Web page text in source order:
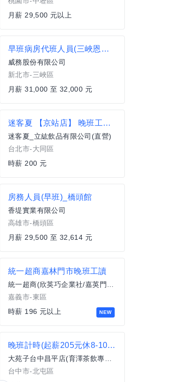
23個技能
食材知識
月薪 29,500 元以上
早班病房代班人員(三峽恩主公醫院)
威務股份有限公司
新北市-三峽區
月薪 31,000 至 32,000 元
迷客夏 【京站店】 晚班工讀生
迷客夏_立紘飲品有限公司(直營)
台北市-大同區
時薪 200 元
房務人員(早班)_橋頭館
香堤實業有限公司
高雄市-橋頭區
月薪 29,500 至 32,614 元
NEW
統一超商嘉林門市晚班工讀
統一超商(欣英巧企業社/嘉英門市)
嘉義市-東區
時薪 196 元以上
晚班計時(起薪205元休8-10天)
大苑子台中昌平店(育澤茶飲專賣店)
台中市-北屯區